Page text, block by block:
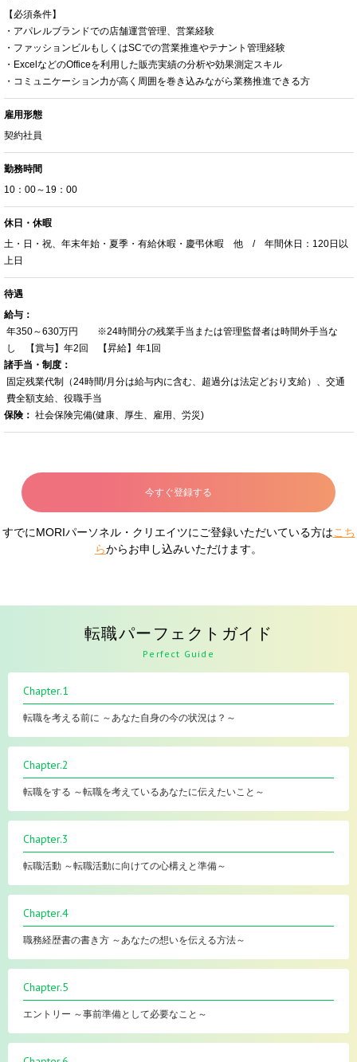
【必須条件】
・アパレルブランドでの店舗運営管理、営業経験
・ファッションビルもしくはSCでの営業推進やテナント管理経験
・ExcelなどのOfficeを利用した販売実績の分析や効果測定スキル
・コミュニケーション力が高く周囲を巻き込みながら業務推進できる方
雇用形態
契約社員
勤務時間
10：00～19：00
休日・休暇
土・日・祝、年末年始・夏季・有給休暇・慶弔休暇 他 / 年間休日：120日以
上日
待遇
給与：
年350～630万円 ※24時間分の残業手当または管理監督者は時間外手当な
し 【賞与】年2回 【昇給】年1回
諸手当・制度：
固定残業代制（24時間/月分は給与内に含む、超過分は法定どおり支給）、交通
費全額支給、役職手当
保険： 社会保険完備(健康、厚生、雇用、労災)
今すぐ登録する
すでにMORIパーソネル・クリエイツにご登録いただいている方はこち
らからお申し込みいただけます。
転職パーフェクトガイド
Perfect Guide
Chapter.1
転職を考える前に ～あなた自身の今の状況は？～
Chapter.2
転職をする ～転職を考えているあなたに伝えたいこと～
Chapter.3
転職活動 ～転職活動に向けての心構えと準備～
Chapter.4
職務経歴書の書き方 ～あなたの想いを伝える方法～
Chapter.5
エントリー ～事前準備として必要なこと～